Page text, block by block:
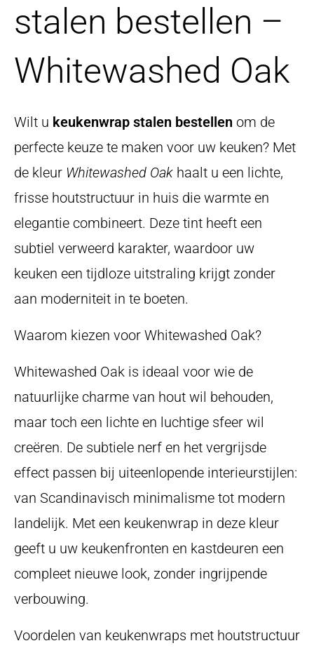
stalen bestellen –
Whitewashed Oak
Wilt u keukenwrap stalen bestellen om de
perfecte keuze te maken voor uw keuken? Met
de kleur Whitewashed Oak haalt u een lichte,
frisse houtstructuur in huis die warmte en
elegantie combineert. Deze tint heeft een
subtiel verweerd karakter, waardoor uw
keuken een tijdloze uitstraling krijgt zonder
aan moderniteit in te boeten.
Waarom kiezen voor Whitewashed Oak?
Whitewashed Oak is ideaal voor wie de
natuurlijke charme van hout wil behouden,
maar toch een lichte en luchtige sfeer wil
creëren. De subtiele nerf en het vergrijsde
effect passen bij uiteenlopende interieurstijlen:
van Scandinavisch minimalisme tot modern
landelijk. Met een keukenwrap in deze kleur
geeft u uw keukenfronten en kastdeuren een
compleet nieuwe look, zonder ingrijpende
verbouwing.
Voordelen van keukenwraps met houtstructuur